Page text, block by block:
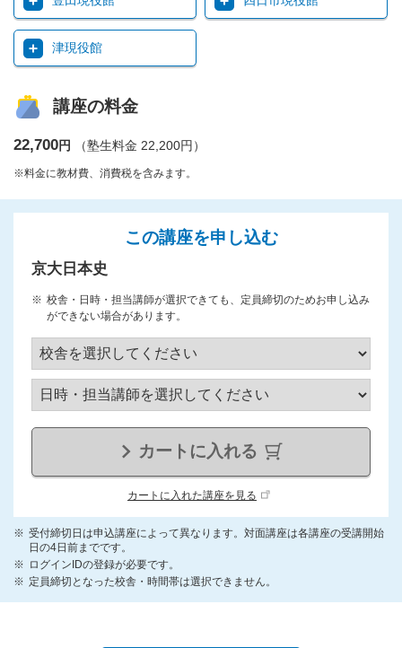
津現役館
講座の料金
22,700円 （塾生料金 22,200円）
※料金に教材費、消費税を含みます。
この講座を申し込む
京大日本史
校舎・日時・担当講師が選択できても、定員締切のためお申し込み
ができない場合があります。
カートに入れる
カートに入れた講座を見る
受付締切日は申込講座によって異なります。対面講座は各講座の受講開始
日の4日前までです。
ログインIDの登録が必要です。
定員締切となった校舎・時間帯は選択できません。